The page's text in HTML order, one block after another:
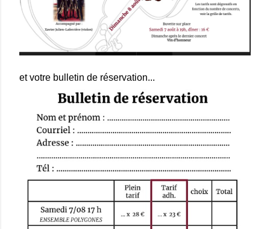
et votre bulletin de réservation...